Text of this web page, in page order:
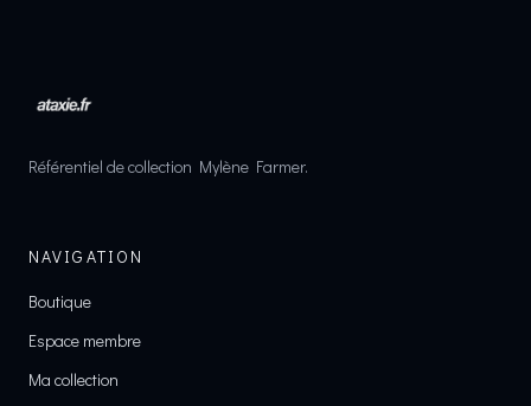
Référentiel de collection Mylène Farmer.
NAVIGATION
Boutique
Espace membre
Ma collection